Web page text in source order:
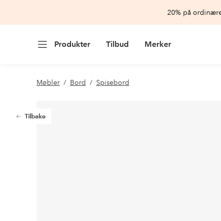
20% på
Produkter Tilbud Merker
Møbler Bord Spisebord
Tilbake